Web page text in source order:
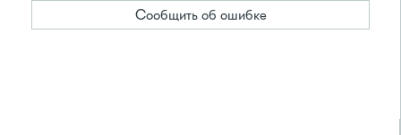
Сообщить об ошибке